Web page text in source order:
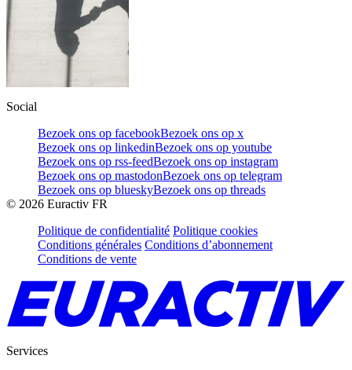
Social
Bezoek ons op facebookBezoek ons op x
Bezoek ons op linkedinBezoek ons op youtube
Bezoek ons op rss-feedBezoek ons op instagram
Bezoek ons op mastodonBezoek ons op telegram
Bezoek ons op blueskyBezoek ons op threads
© 2026 Euractiv FR
Politique de confidentialité Politique cookies
Conditions générales Conditions d’abonnement
Conditions de vente
Services